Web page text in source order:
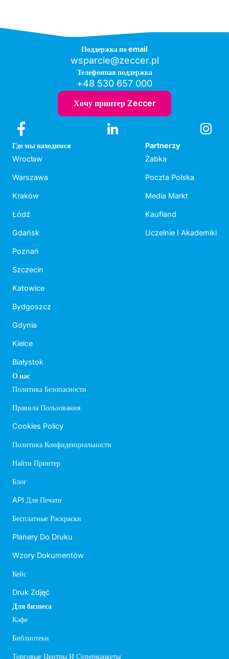
Поддержка по email
wsparcie@zeccer.pl
Телефонная поддержка
+48 530 657 000
Хочу принтер Zeccer
Где мы находимся
Wrocław
Warszawa
Kraków
Łódź
Gdańsk
Poznań
Szczecin
Katowice
Bydgoszcz
Gdynia
Kielce
Białystok
Partnerzy
Żabka
Poczta Polska
Media Markt
Kaufland
Uczelnie I Akademiki
О нас
Политика Безопасности
Правила Пользования
Cookies Policy
Политика Конфиденциальности
Найти Принтер
Блог
API Для Печати
Бесплатные Раскраски
Planery Do Druku
Wzory Dokumentów
Кейс
Druk Zdjęć
Для бизнеса
Кафе
Библиотеки
Торговые Центры И Супермаркеты